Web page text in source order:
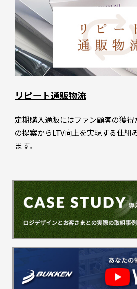
リピート通販物流
定期購入通販にはファン顧客の獲得
の提案からLTV向上を実現する仕組
ます。